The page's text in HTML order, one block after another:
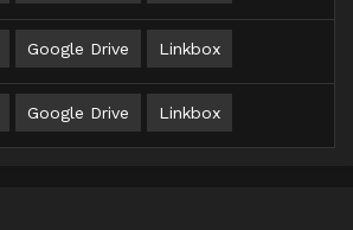
Google Drive Linkbox
Google Drive Linkbox